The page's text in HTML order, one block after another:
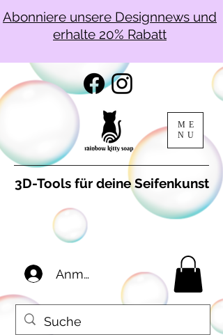
Abonniere unsere Designnews und
erhalte 20% Rabatt
ME
NU
Anmelden
3D-Tools für deine Seifenkunst